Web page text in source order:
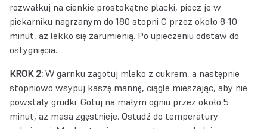
rozwałkuj na cienkie prostokątne placki, piecz je w
piekarniku nagrzanym do 180 stopni C przez około 8-10
minut, aż lekko się zarumienią. Po upieczeniu odstaw do
ostygnięcia.
KROK 2: W garnku zagotuj mleko z cukrem, a następnie
stopniowo wsypuj kaszę mannę, ciągle mieszając, aby nie
powstały grudki. Gotuj na małym ogniu przez około 5
minut, aż masa zgęstnieje. Ostudź do temperatury